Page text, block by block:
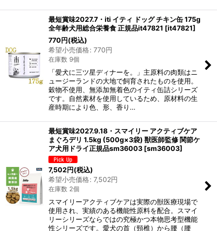
最短賞味2027.7・iti イティ ドッグ チキン缶 175g
全年齢犬用総合栄養食 正規品it47821 [it47821]
770円(税込)
希望小売価格: 770円
在庫数 9個
「愛犬に三ツ星ディナーを。」主原料の肉類はニ
ュージーランドの大地で飼育されたものを使用。
穀物不使用、無添加無着色のイティ缶詰シリーズ
です。自然素材を使用しているため、原材料の生
産時期により色、形、香り…
最短賞味2027.9.18・スマイリー アクティブケア
まぐろデリ 1.5kg (500g×3袋) 獣医師監修 関節ケ
ア犬用ドライ正規品sm36003 [sm36003]
7,502円(税込)
希望小売価格: 7,502円
在庫数 2個
スマイリーアクティブケアは実際の獣医療現場で
使用され、実績のある機能性原料を配合。スマイ
リーシリーズならではの究極かつ本物思考型機能
性シリーズです。愛犬の首（頸椎）から腰（腰